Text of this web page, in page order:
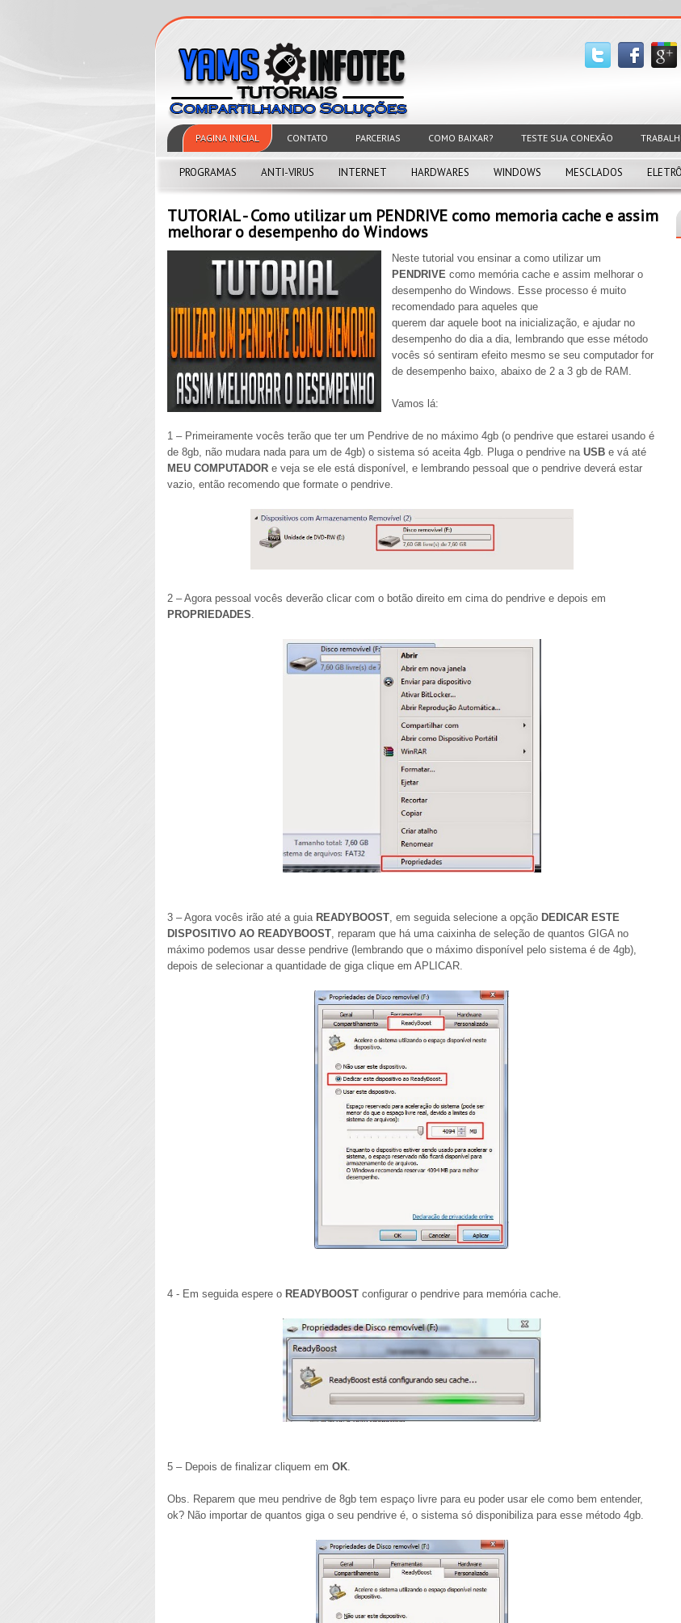
PAGINA INICIAL CONTATO PARCERIAS COMO BAIXAR? TESTE SUA CONEXÃO
PROGRAMAS ANTI-VIRUS INTERNET HARDWARES WINDOWS MESCLADOS
TUTORIAL - Como utilizar um PENDRIVE como memoria cache e assim
melhorar o desempenho do Windows
Neste tutorial vou ensinar a como utilizar um
PENDRIVE como memória cache e assim melhorar o
desempenho do Windows. Esse processo é muito
recomendado para aqueles que
querem dar aquele boot na inicialização, e ajudar no
desempenho do dia a dia, lembrando que esse método
vocês só sentiram efeito mesmo se seu computador for
de desempenho baixo, abaixo de 2 a 3 gb de RAM.
Vamos lá:
1 – Primeiramente vocês terão que ter um Pendrive de no máximo 4gb (o pendrive que estarei usando é
de 8gb, não mudara nada para um de 4gb) o sistema só aceita 4gb. Pluga o pendrive na USB e vá até
MEU COMPUTADOR e veja se ele está disponível, e lembrando pessoal que o pendrive deverá estar
vazio, então recomendo que formate o pendrive.
2 – Agora pessoal vocês deverão clicar com o botão direito em cima do pendrive e depois em
PROPRIEDADES.
3 – Agora vocês irão até a guia READYBOOST, em seguida selecione a opção DEDICAR ESTE
DISPOSITIVO AO READYBOOST, reparam que há uma caixinha de seleção de quantos GIGA no
máximo podemos usar desse pendrive (lembrando que o máximo disponível pelo sistema é de 4gb),
depois de selecionar a quantidade de giga clique em APLICAR.
4 - Em seguida espere o READYBOOST configurar o pendrive para memória cache.
5 – Depois de finalizar cliquem em OK.
Obs. Reparem que meu pendrive de 8gb tem espaço livre para eu poder usar ele como bem entender,
ok? Não importar de quantos giga o seu pendrive é, o sistema só disponibiliza para esse método 4gb.